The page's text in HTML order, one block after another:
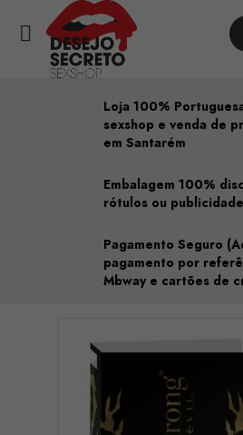

Loja 100%
sexshop e venda de
em Santarém
Embalagem 100%
rótulos ou
Pagamento Seguro
pagamento por
Mbway e cartões de